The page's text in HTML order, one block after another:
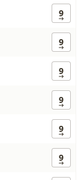
9
9
9
9
9
9